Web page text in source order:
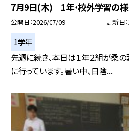
7月9日(木) 1年・校外学習の
公開日 2026/07/09 更新日
1学年
先週に続き、本日は１年２組が桑
に行っています。暑い中、日陰...